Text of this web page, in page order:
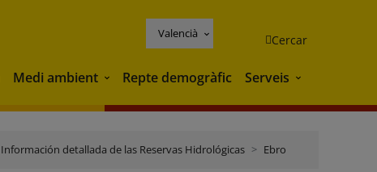
Valencià Cercar
Medi ambient Medi ambient
Repte demogràfic Serveis Serveis
Información detallada de las Reservas Hidrológicas Ebro